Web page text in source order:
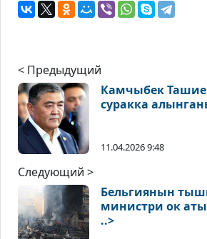
< Предыдущий
Камчыбек
суракка
11.04.2026 9:48
Следующий >
Бельгиянын
министри ок
..>